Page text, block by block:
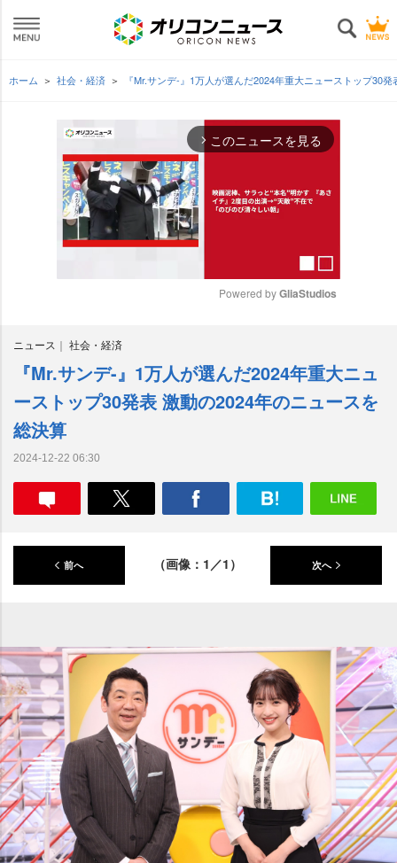
ホーム 社会・経済 『Mr.サンデ-』1万人が選んだ2024年重大ニューストップ30
arrow_forward_ios このニュースを見る
e
Powered by GliaStudios
ニュース 社会・経済
『Mr.サンデ-』1万人が選んだ2024年重大ニュ
ーストップ30発表 激動の2024年のニュースを
総決算
2024-12-22 06:30
前へ （画像：1／1） 次へ